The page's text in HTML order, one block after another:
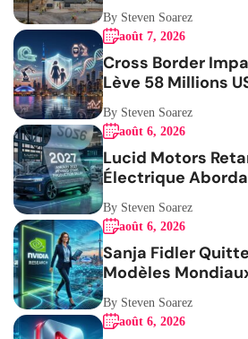
By Steven Soarez
août 7, 2026
Cross Border
Lève 58 Millions
Femmes
By Steven Soarez
août 6, 2026
Lucid Motors
Électrique
By Steven Soarez
août 6, 2026
Sanja Fidler
Modèles
By Steven Soarez
août 6, 2026